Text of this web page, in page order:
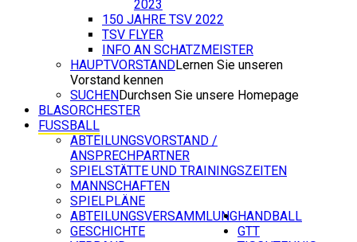
2023
150 JAHRE TSV 2022
TSV FLYER
INFO AN SCHATZMEISTER
HAUPTVORSTANDLernen Sie unseren
Vorstand kennen
SUCHEN Durchsen Sie unsere Homepage
BLASORCHESTER
FUSSBALL
ABTEILUNGSVORSTAND /
ANSPRECHPARTNER
SPIELSTÄTTE UND TRAININGSZEITEN
MANNSCHAFTEN
SPIELPLÄNE
ABTEILUNGSVERSAMMLUNG
GESCHICHTE
HANDBALL
GTT